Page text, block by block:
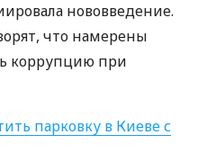
нововведение.
что намерены
коррупцию при
парковку в Киеве с